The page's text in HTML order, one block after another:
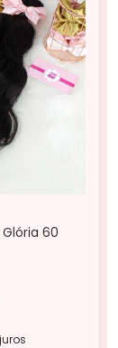
Glória 60